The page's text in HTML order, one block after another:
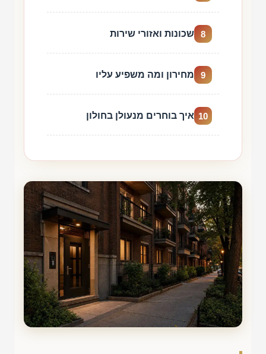
8 שכונות ואזורי שירות
9 מחירון ומה משפיע עליו
10 איך בוחרים מנעולן בחולון